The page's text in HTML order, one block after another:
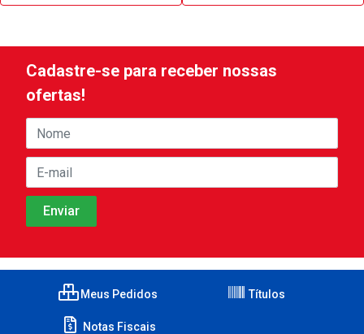
Cadastre-se para receber nossas
ofertas!
Meus Pedidos Títulos
Notas Fiscais